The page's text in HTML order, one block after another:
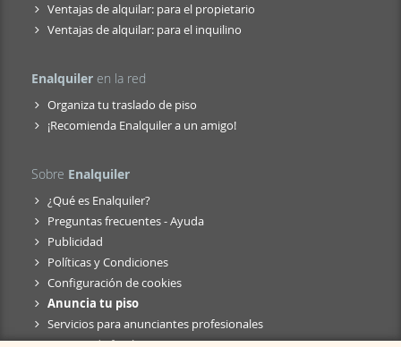
Ventajas de alquilar: para el propietario
Ventajas de alquilar: para el inquilino
Enalquiler en la red
Organiza tu traslado de piso
¡Recomienda Enalquiler a un amigo!
Sobre Enalquiler
¿Qué es Enalquiler?
Preguntas frecuentes - Ayuda
Publicidad
Políticas y Condiciones
Configuración de cookies
Anuncia tu piso
Servicios para anunciantes profesionales